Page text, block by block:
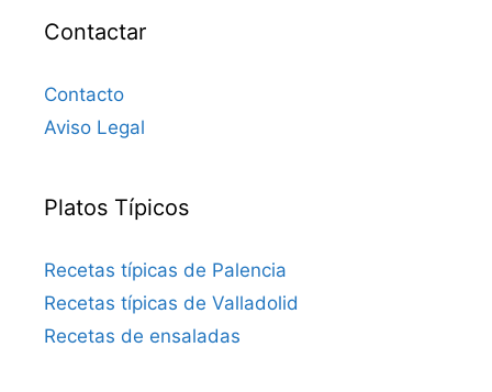
Contactar
Contacto
Aviso Legal
Platos Típicos
Recetas típicas de Palencia
Recetas típicas de Valladolid
Recetas de ensaladas